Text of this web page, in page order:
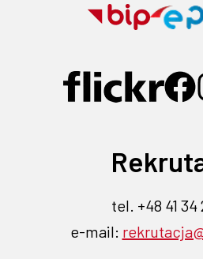
tel. +48 41 34
e-mail: